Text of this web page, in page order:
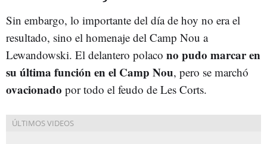
Sin embargo, lo importante del día de hoy no era el
resultado, sino el homenaje del Camp Nou a
Lewandowski. El delantero polaco no pudo marcar en
su última función en el Camp Nou, pero se marchó
ovacionado por todo el feudo de Les Corts.